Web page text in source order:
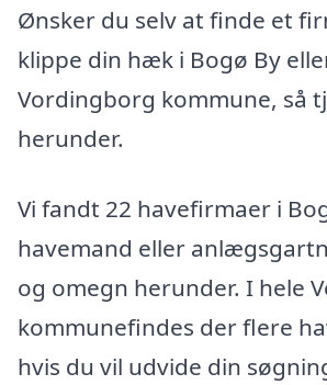
Ønsker du selv at finde et
klippe din hæk i Bogø By
Vordingborg kommune, så
herunder.
Vi fandt 22 havefirmaer i
havemand eller
og omegn herunder. I hele
kommunefindes der flere
hvis du vil udvide din